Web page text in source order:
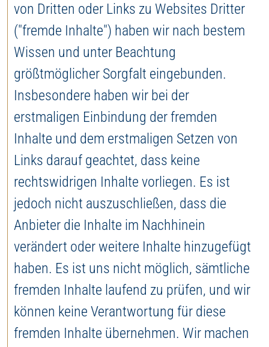
von Dritten oder Links zu Websites Dritter
("fremde Inhalte") haben wir nach bestem
Wissen und unter Beachtung
größtmöglicher Sorgfalt eingebunden.
Insbesondere haben wir bei der
erstmaligen Einbindung der fremden
Inhalte und dem erstmaligen Setzen von
Links darauf geachtet, dass keine
rechtswidrigen Inhalte vorliegen. Es ist
jedoch nicht auszuschließen, dass die
Anbieter die Inhalte im Nachhinein
verändert oder weitere Inhalte hinzugefügt
haben. Es ist uns nicht möglich, sämtliche
fremden Inhalte laufend zu prüfen, und wir
können keine Verantwortung für diese
fremden Inhalte übernehmen. Wir machen